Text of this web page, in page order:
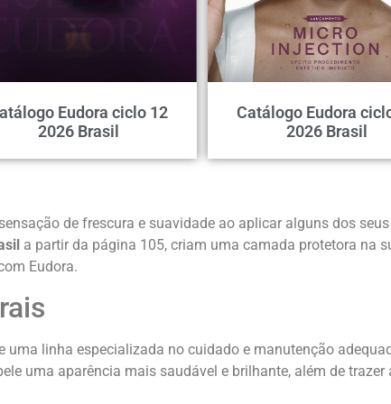
Eudora ciclo 12
2026 Brasil
Catálogo Eudora
2026 Brasil
de frescura e suavidade ao aplicar alguns dos
a partir da página 105, criam uma camada protetora na
Eudora.
linha especializada no cuidado e manutenção
uma aparência mais saudável e brilhante, além de